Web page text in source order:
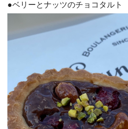
●ベリーとナッツのチョコタルト